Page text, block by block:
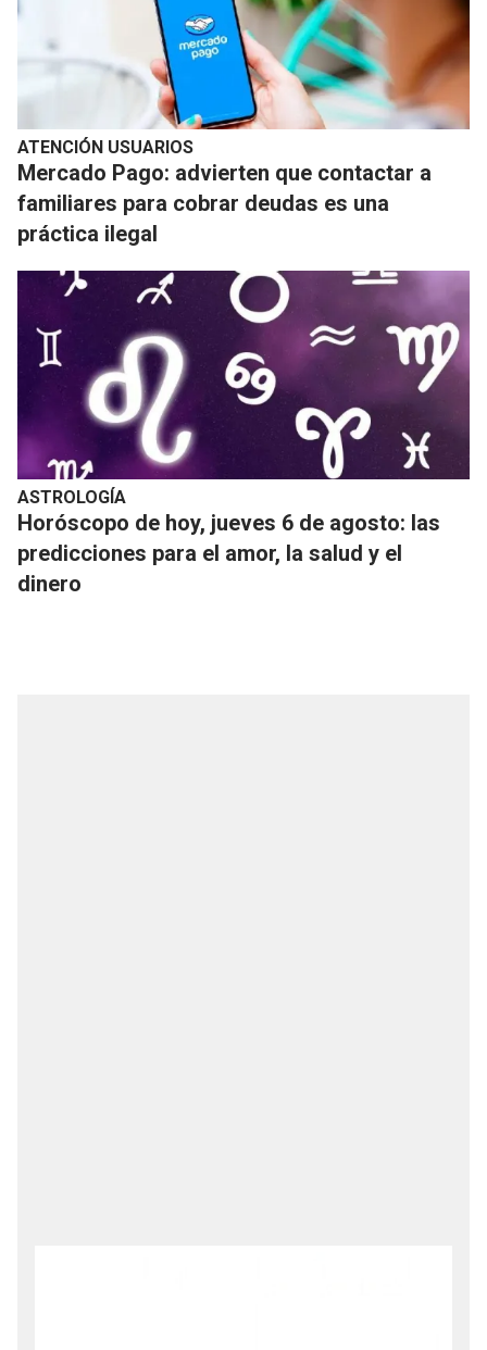
ATENCIÓN USUARIOS
Mercado Pago: advierten que contactar a
familiares para cobrar deudas es una
práctica ilegal
ASTROLOGÍA
Horóscopo de hoy, jueves 6 de agosto: las
predicciones para el amor, la salud y el
dinero